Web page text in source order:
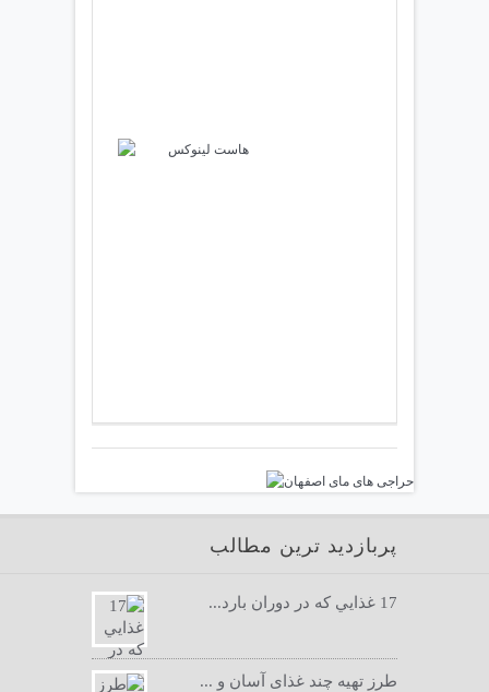
پربازدید ترین مطالب
17 غذايي كه در دوران بارد...
طرز تهیه چند غذای آسان و ...